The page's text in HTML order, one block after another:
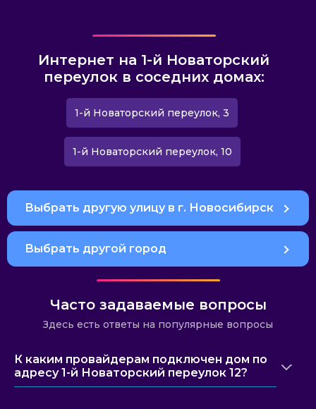
Интернет на 1-й Новаторский
переулок в соседних домах:
1-й Новаторский переулок, 3
1-й Новаторский переулок, 10
Выбрать другую улицу в г. Новосибирск
Выбрать другой город
Часто задаваемые вопросы
Здесь есть ответы на популярные вопросы
К каким провайдерам подключен дом по
адресу 1-й Новаторский переулок 12?